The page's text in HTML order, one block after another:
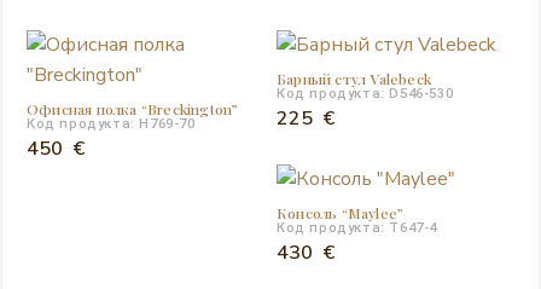
Офисная полка “Breckington”
Код продукта: H769-70
450 €
Барный стул Valebeck
Код продукта: D546-530
225 €
Консоль “Maylee”
Код продукта: T647-4
430 €